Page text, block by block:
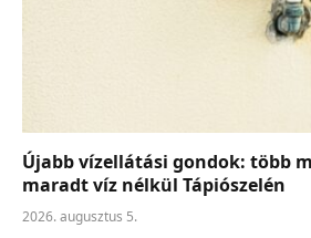
Újabb vízellátási gondok: több
maradt víz nélkül Tápiószelén
2026. augusztus 5.